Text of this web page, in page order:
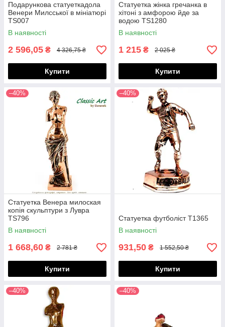
Подарункова статуеткадола
Венери Милсської в мініатюрі
TS007
В наявності
2 596,05 ₴ 4 326,75 ₴
Купити
Статуетка жінка гречанка в
хітоні з амфорою йде за
водою TS1280
В наявності
1 215 ₴ 2 025 ₴
Купити
–40%
Статуетка Венера милоская
копія скульптури з Лувра
TS796
В наявності
1 668,60 ₴ 2 781 ₴
Купити
–40%
Статуетка футболіст T1365
В наявності
931,50 ₴ 1 552,50 ₴
Купити
–40% –40%